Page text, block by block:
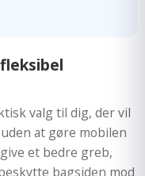
valg til dig, der vil
at gøre mobilen
et bedre greb,
bagsiden mod